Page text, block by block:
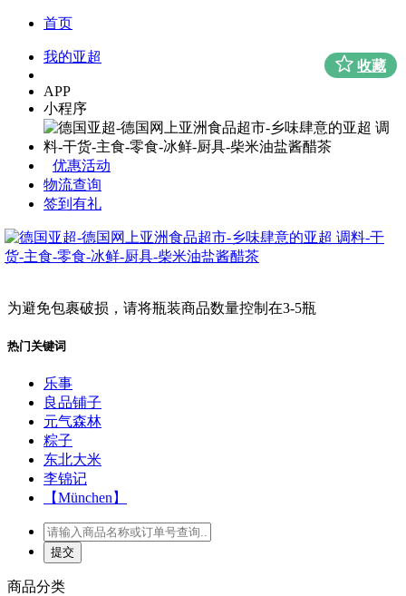
首页
我的亚超
APP
小程序
优惠活动
物流查询
签到有礼
为避免包裹破损，请将瓶装商品数量控制在3-5瓶
热门关键词
乐事
良品铺子
元气森林
粽子
东北大米
李锦记
【München】
商品分类
收藏